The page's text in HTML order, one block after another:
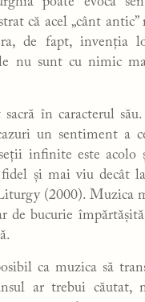
că acel „cânt
de fapt, invenția
nu sunt cu nimic
în caracterul
un sentiment a
infinite este acolo
și mai viu decât
(2000). Muzica
de bucurie
ca muzica să
ar trebui căutat,